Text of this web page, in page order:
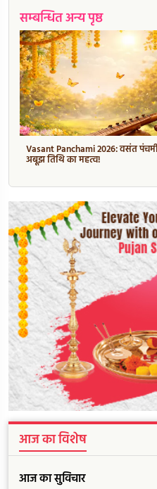
आज का विशेष
आज का सुविचार
सम्बन्धित अन्य पृष्ठ
Vasant Panchami 2026: वसंत
अबूझ तिथि का महत्व!